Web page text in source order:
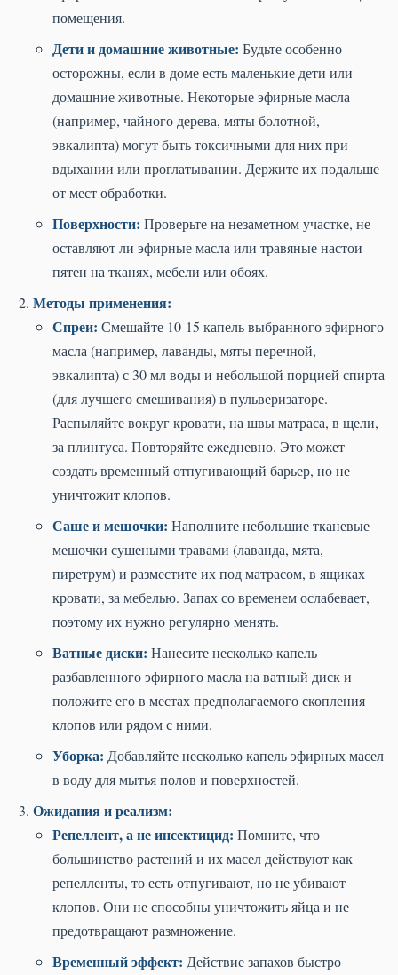
помещения.
Дети и домашние животные: Будьте особенно
осторожны, если в доме есть маленькие дети или
домашние животные. Некоторые эфирные масла
(например, чайного дерева, мяты болотной,
эвкалипта) могут быть токсичными для них при
вдыхании или проглатывании. Держите их подальше
от мест обработки.
Поверхности: Проверьте на незаметном участке, не
оставляют ли эфирные масла или травяные настои
пятен на тканях, мебели или обоях.
Методы применения:
Спреи: Смешайте 10-15 капель выбранного эфирного
масла (например, лаванды, мяты перечной,
эвкалипта) с 30 мл воды и небольшой порцией спирта
(для лучшего смешивания) в пульверизаторе.
Распыляйте вокруг кровати, на швы матраса, в щели,
за плинтуса. Повторяйте ежедневно. Это может
создать временный отпугивающий барьер, но не
уничтожит клопов.
Саше и мешочки: Наполните небольшие тканевые
мешочки сушеными травами (лаванда, мята,
пиретрум) и разместите их под матрасом, в ящиках
кровати, за мебелью. Запах со временем ослабевает,
поэтому их нужно регулярно менять.
Ватные диски: Нанесите несколько капель
разбавленного эфирного масла на ватный диск и
положите его в местах предполагаемого скопления
клопов или рядом с ними.
Уборка: Добавляйте несколько капель эфирных масел
в воду для мытья полов и поверхностей.
Ожидания и реализм:
Репеллент, а не инсектицид: Помните, что
большинство растений и их масел действуют как
репелленты, то есть отпугивают, но не убивают
клопов. Они не способны уничтожить яйца и не
предотвращают размножение.
Временный эффект: Действие запахов быстро